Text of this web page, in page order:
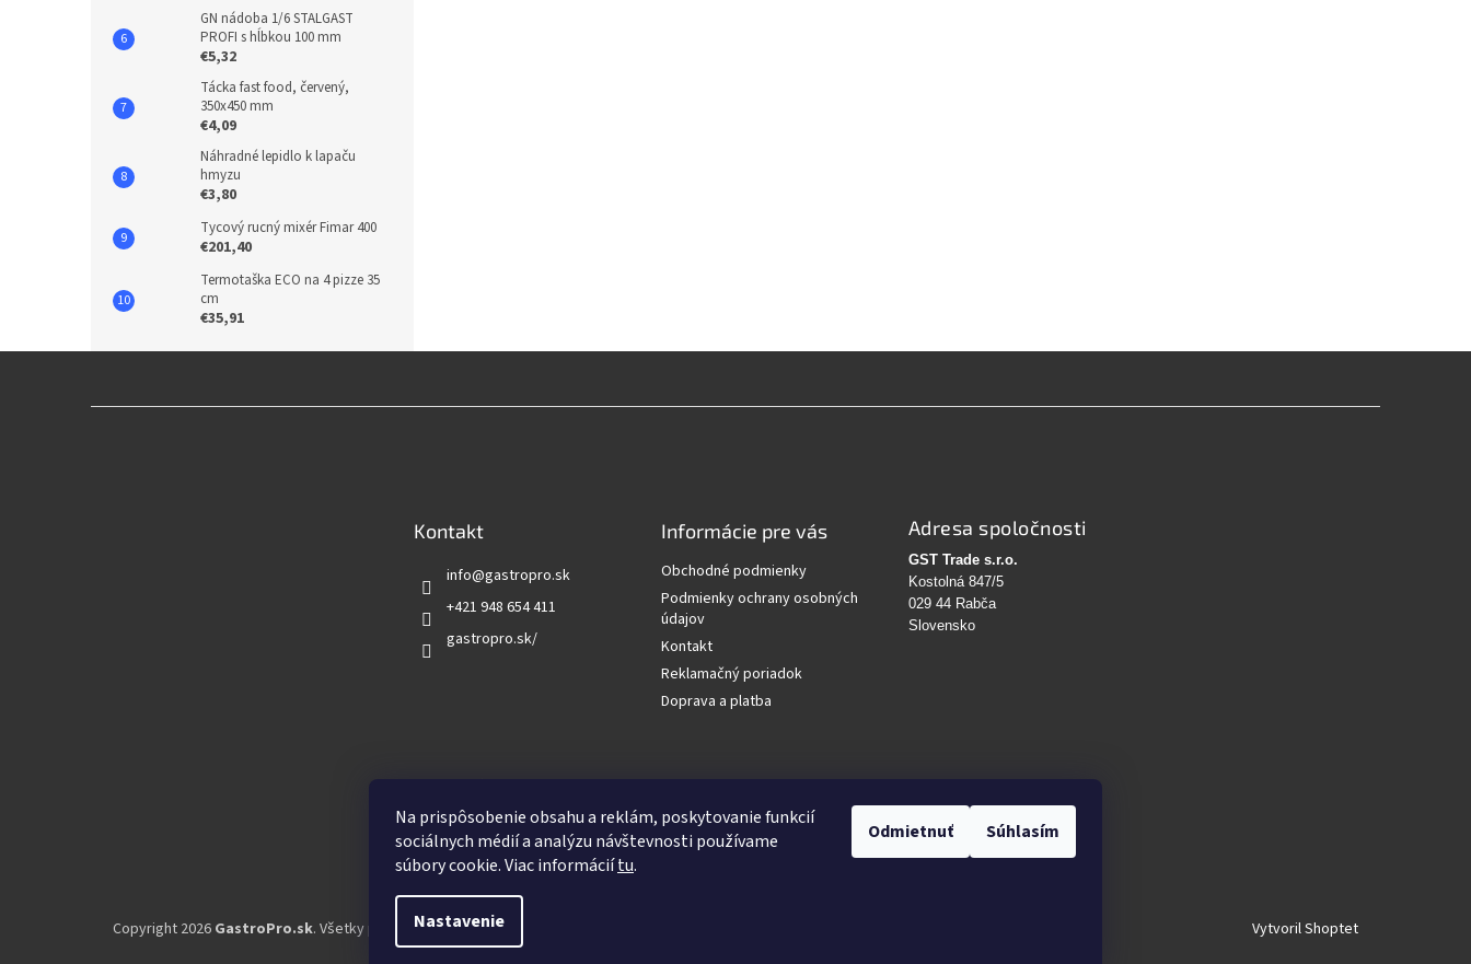
Na prispôsobenie obsahu a reklám, poskytovanie funkcií
sociálnych médií a analýzu návštevnosti používame
súbory cookie. Viac informáciítu.
Nastavenie
Odmietnuť Súhlasím
GN nádoba 1/6 STALGAST
PROFI s hĺbkou 100 mm
€5,32
Tácka fast food, červený,
350x450 mm
€4,09
Náhradné lepidlo k lapaču
hmyzu
€3,80
Tycový rucný mixér Fimar 400
€201,40
Termotaška ECO na 4 pizze 35
cm
€35,91
Kontakt
info@gastropro.sk
+421 948 654 411
gastropro.sk/
Informácie pre vás
Obchodné podmienky
Podmienky ochrany osobných
údajov
Kontakt
Reklamačný poriadok
Doprava a platba
Adresa spoločnosti
GST Trade s.r.o.
Kostolná 847/5
029 44 Rabča
Slovensko
HĽADAŤ
Vytvoril Shoptet
Copyright 2026 GastroPro.sk. Všetky práva vyhradené.Upraviť nastavenie cookies